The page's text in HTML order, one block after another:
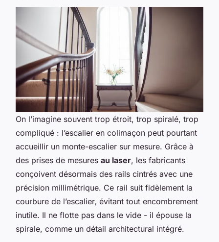
On l’imagine souvent trop étroit, trop spiralé, trop
compliqué : l’escalier en colimaçon peut pourtant
accueillir un monte-escalier sur mesure. Grâce à
des prises de mesures au laser, les fabricants
conçoivent désormais des rails cintrés avec une
précision millimétrique. Ce rail suit fidèlement la
courbure de l’escalier, évitant tout encombrement
inutile. Il ne flotte pas dans le vide - il épouse la
spirale, comme un détail architectural intégré.